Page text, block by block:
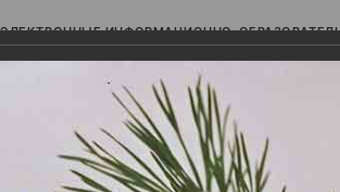
ЭЛЕКТРОННЫЕ ИНФОРМАЦИОННО-